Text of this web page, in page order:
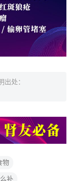
处：
物
补